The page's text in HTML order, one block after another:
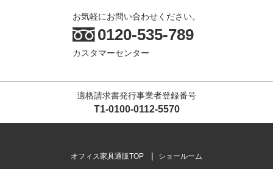
お気軽にお問い合わせください。
0120-535-789
カスタマーセンター
適格請求書発行事業者登録番号
T1-0100-0112-5570
オフィス家具通販TOP ショールーム